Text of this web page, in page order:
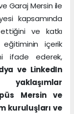
Garaj Mersin ile
kapsamında
ve katkı
içerik
ifade ederek,
ve LinkedIn
yaklaşımlar
Mersin ve
kuruluşları ve